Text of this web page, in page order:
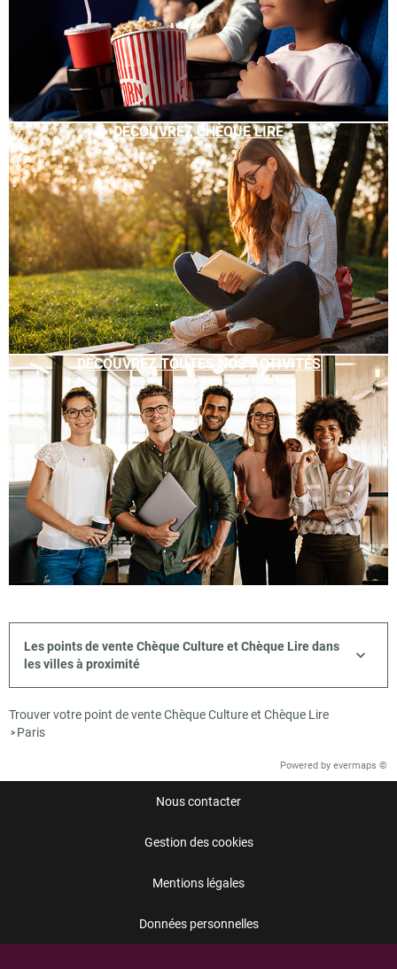
DÉCOUVREZ CHÈQUE LIRE
DÉCOUVREZ TOUTES NOS ACTIVITÉS
Les points de vente Chèque Culture et Chèque Lire dans
les villes à proximité
Trouver votre point de vente Chèque Culture et Chèque Lire
> Paris
Powered by evermaps ©
Nous contacter
Gestion des cookies
Mentions légales
Données personnelles